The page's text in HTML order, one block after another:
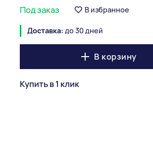
Под заказ В избранное
Доставка: до 30 дней
В корзину
Купить в 1 клик